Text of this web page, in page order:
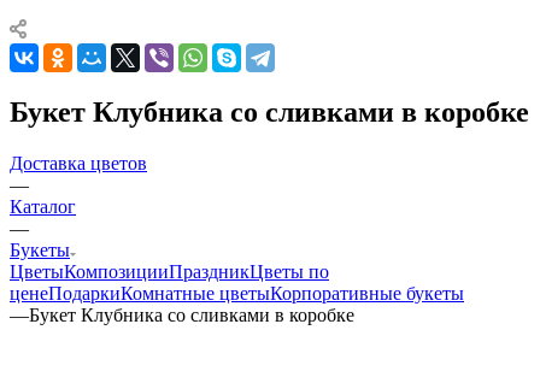
Букет Клубника со сливками в коробке
Доставка цветов
—
Каталог
—
Букеты
ЦветыКомпозицииПраздникЦветы по
ценеПодаркиКомнатные цветыКорпоративные букеты
—Букет Клубника со сливками в коробке